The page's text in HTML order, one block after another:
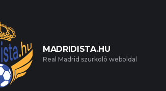
MADRIDISTA.HU
Real Madrid szurkoló weboldal